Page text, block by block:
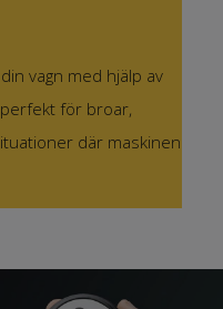
vagn med hjälp av
för broar,
där maskinen